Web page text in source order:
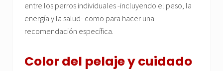
entre los perros individuales -incluyendo el peso, la
energía y la salud- como para hacer una
recomendación específica.
Color del pelaje y cuidado